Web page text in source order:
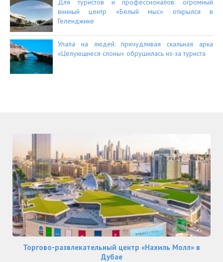
Для туристов и профессионалов: огромный
винный центр «Белый мыс» открылся в
Геленджике
Упала на людей: причудливая скальная арка
«Целующиеся слоны» обрушилась из-за туриста
Торгово-развлекательный центр «Нахиль Молл» в
Дубае